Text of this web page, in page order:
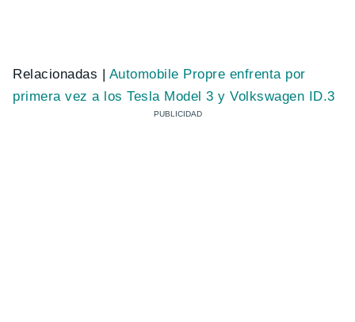
Relacionadas | Automobile Propre enfrenta por
primera vez a los Tesla Model 3 y Volkswagen ID.3